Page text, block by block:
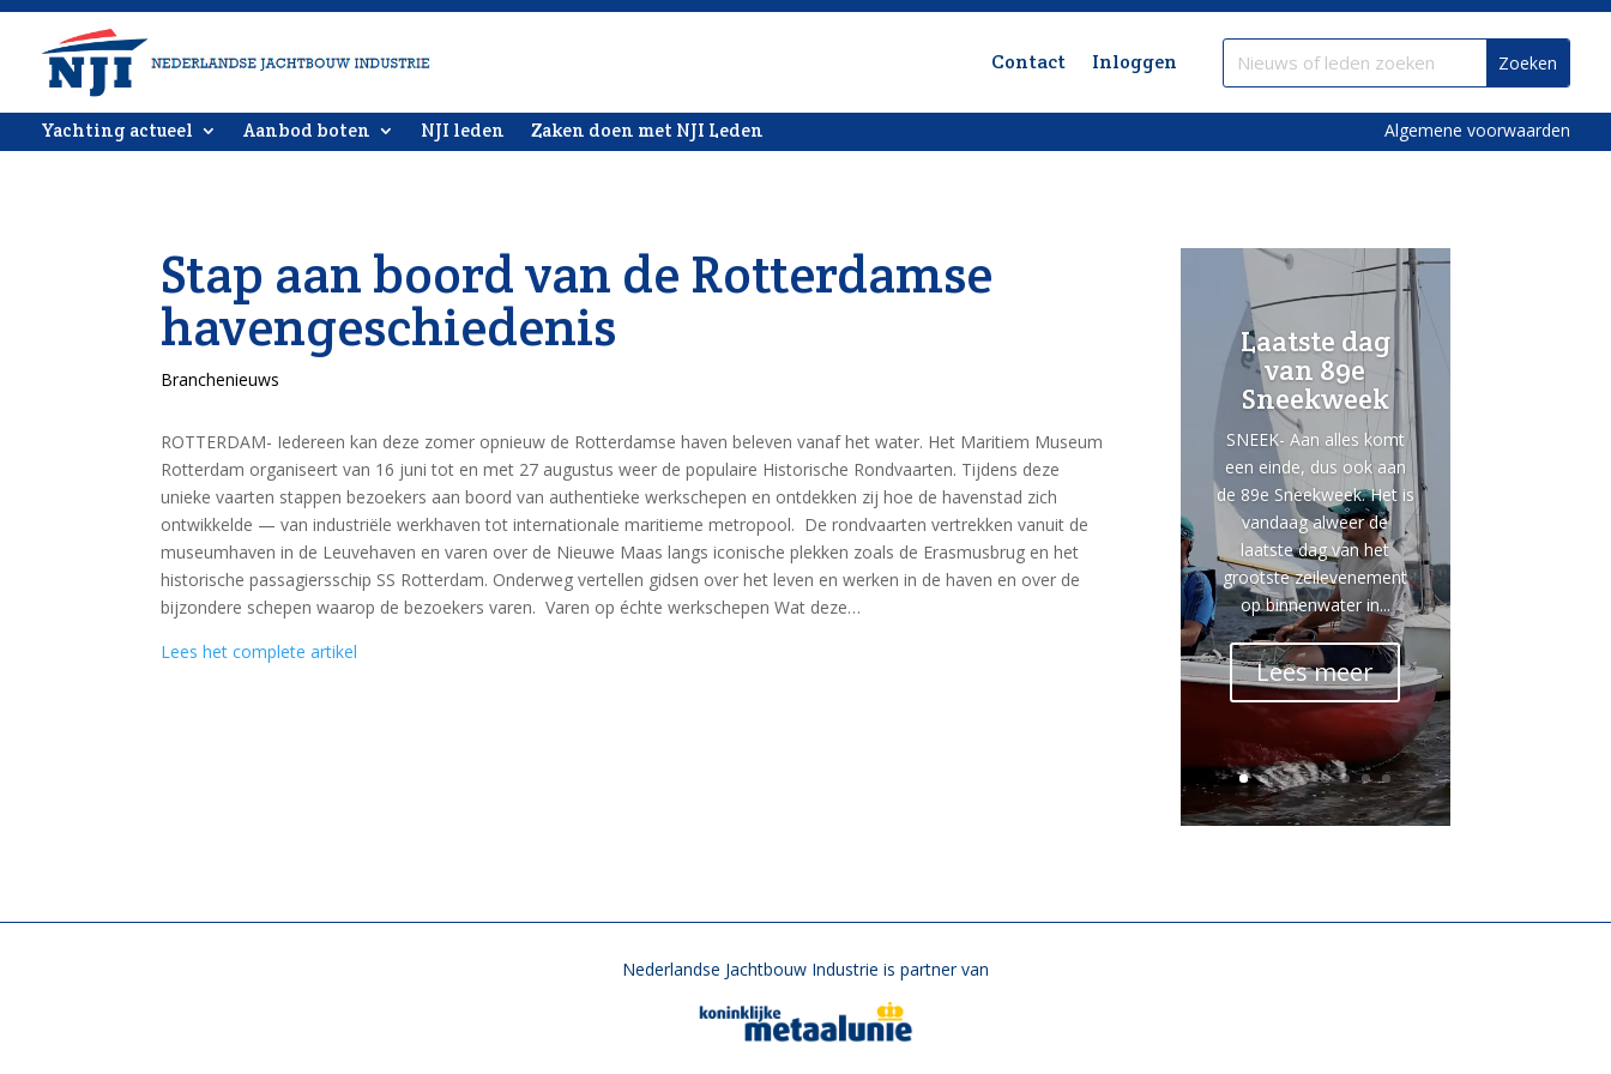
Contact Inloggen
Yachting actueel Aanbod boten NJI leden Zaken doen met NJI Leden Algemene voorwaarden
Stap aan boord van de Rotterdamse
havengeschiedenis
Branchenieuws
ROTTERDAM- Iedereen kan deze zomer opnieuw de Rotterdamse haven beleven vanaf het water. Het Maritiem Museum
Rotterdam organiseert van 16 juni tot en met 27 augustus weer de populaire Historische Rondvaarten. Tijdens deze
unieke vaarten stappen bezoekers aan boord van authentieke werkschepen en ontdekken zij hoe de havenstad zich
ontwikkelde — van industriële werkhaven tot internationale maritieme metropool. De rondvaarten vertrekken vanuit de
museumhaven in de Leuvehaven en varen over de Nieuwe Maas langs iconische plekken zoals de Erasmusbrug en het
historische passagiersschip SS Rotterdam. Onderweg vertellen gidsen over het leven en werken in de haven en over de
bijzondere schepen waarop de bezoekers varen. Varen op échte werkschepen Wat deze…
Lees het complete artikel
Laatste dag
van 89e
Sneekweek
SNEEK- Aan alles komt
een einde, dus ook aan
de 89e Sneekweek. Het is
vandaag alweer de
laatste dag van het
grootste zeilevenement
op binnenwater in...
Lees meer
Nederlandse Jachtbouw Industrie is partner van